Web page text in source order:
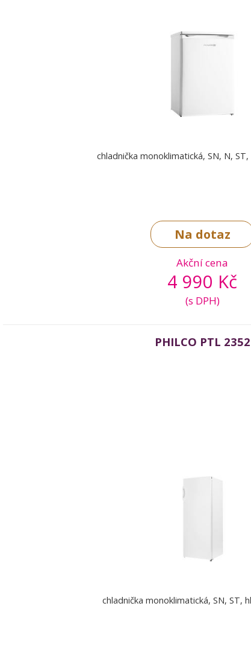
chladnička monoklimatická, SN, N,
Na dotaz
Akční cena
4 990 Kč
(s DPH)
PHILCO PTL 2352
chladnička monoklimatická, SN, ST,